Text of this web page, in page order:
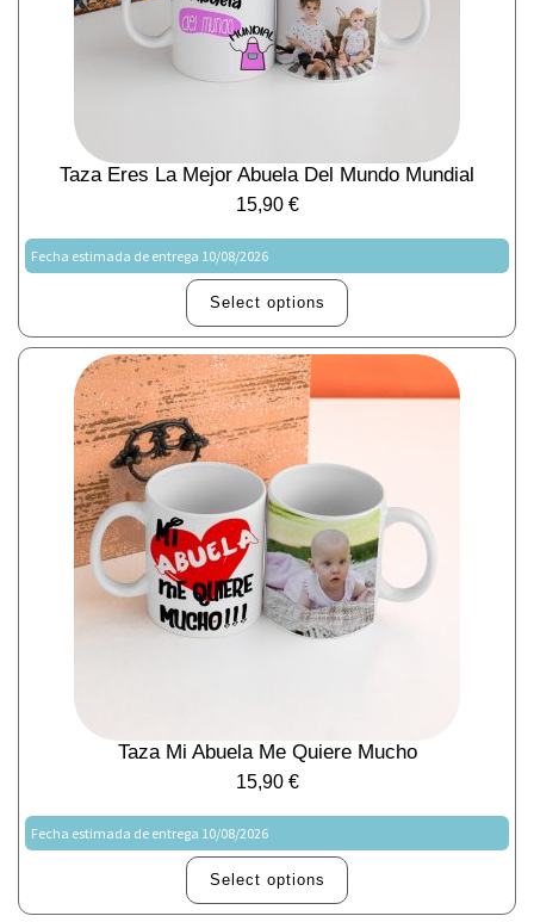
Taza Eres La Mejor Abuela Del Mundo Mundial
15,90 €
Fecha estimada de entrega 10/08/2026
Select options
Taza Mi Abuela Me Quiere Mucho
15,90 €
Fecha estimada de entrega 10/08/2026
Select options